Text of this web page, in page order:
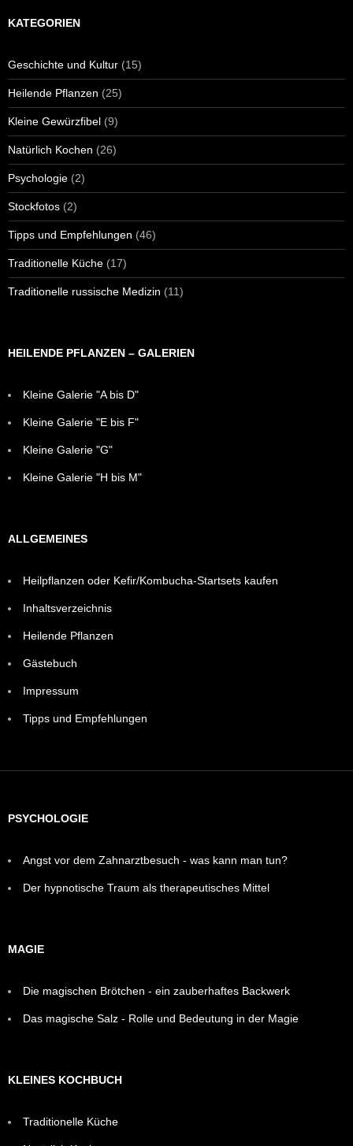
KATEGORIEN
Geschichte und Kultur (15)
Heilende Pflanzen (25)
Kleine Gewürzfibel (9)
Natürlich Kochen (26)
Psychologie (2)
Stockfotos (2)
Tipps und Empfehlungen (46)
Traditionelle Küche (17)
Traditionelle russische Medizin (11)
HEILENDE PFLANZEN – GALERIEN
Kleine Galerie "A bis D"
Kleine Galerie "E bis F"
Kleine Galerie "G"
Kleine Galerie "H bis M"
ALLGEMEINES
Heilpflanzen oder Kefir/Kombucha-Startsets kaufen
Inhaltsverzeichnis
Heilende Pflanzen
Gästebuch
Impressum
Tipps und Empfehlungen
PSYCHOLOGIE
Angst vor dem Zahnarztbesuch - was kann man tun?
Der hypnotische Traum als therapeutisches Mittel
MAGIE
Die magischen Brötchen - ein zauberhaftes Backwerk
Das magische Salz - Rolle und Bedeutung in der Magie
KLEINES KOCHBUCH
Traditionelle Küche